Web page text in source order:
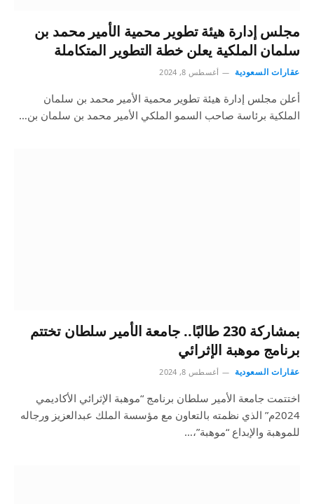
مجلس إدارة هيئة تطوير محمية الأمير محمد بن
سلمان الملكية يعلن خطة التطوير المتكاملة
عقارات السعودية أغسطس 8, 2024
أعلن مجلس إدارة هيئة تطوير محمية الأمير محمد بن سلمان
الملكية برئاسة صاحب السمو الملكي الأمير محمد بن سلمان بن…
بمشاركة 230 طالبًا.. جامعة الأمير سلطان تختتم
برنامج موهبة الإثرائي
عقارات السعودية أغسطس 8, 2024
اختتمت جامعة الأمير سلطان برنامج “موهبة الإثرائي الأكاديمي
2024م” الذي نظمته بالتعاون مع مؤسسة الملك عبدالعزيز ورجاله
للموهبة والإبداع “موهبة”،…